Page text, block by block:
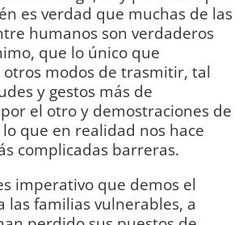
es verdad que muchas de las
humanos son verdaderos
que lo único que
modos de trasmitir, tal
y gestos más de
el otro y demostraciones de
que en realidad nos hace
complicadas barreras.
imperativo que demos el
las familias vulnerables, a